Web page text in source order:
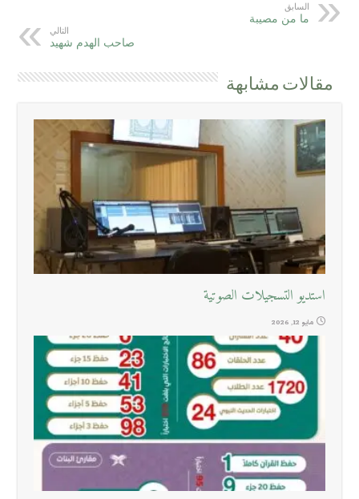
السابق
ما من مصيبة
التالي
صاحب الهدم شهيد
مقالات مشابهة
استديو التسجيلات الصوتية
مايو 12, 2026